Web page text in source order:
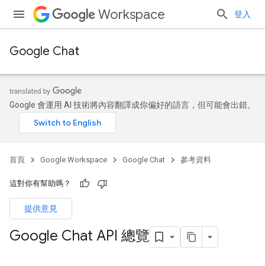
Workspace 登入
Google Chat
Google 會運用 AI 技術將內容翻譯成你偏好的語言，但可能會出錯。
首頁 Google Workspace Google Chat 參考資料
這對你有幫助嗎？
提供意見
Google Chat API 總覽